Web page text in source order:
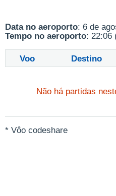
Data no aeroporto: 6 de
Tempo no aeroporto: 22:06
Voo Destino
Não há partidas
* Vôo codeshare